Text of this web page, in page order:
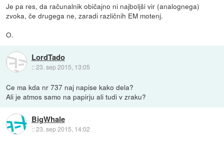
Je pa res, da računalnik običajno ni najboljši vir (analognega)
zvoka, če drugega ne, zaradi različnih EM motenj.
O.
LordTado
::23. sep 2015, 13:05
Ce ma kda nr 737 naj napise kako dela?
Ali je atmos samo na papirju ali tudi v zraku?
BigWhale
::23. sep 2015, 14:02